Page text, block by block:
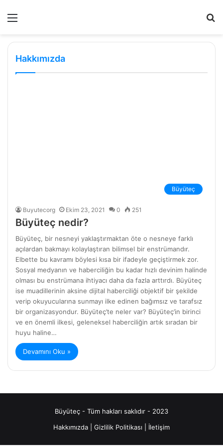
Menü
...
Hakkımızda
Büyüteç
Buyutecorg Ekim 23, 2021 0 251
Büyüteç nedir?
Büyüteç, bir nesneyi yaklaştırmaktan öte o nesneye farklı
açılardan bakmayı kolaylaştıran bilimsel bir enstrümandır.
Elbette bu kavramı böylesi kısa bir ifadeyle geçiştirmek zor.
Sosyal medyanın ve haberciliğin bu kadar hızlı devinim halinde
olması bu enstrümana ihtiyacı daha da fazla arttırdı. Büyüteç
ise muadillerinin aksine dijital haberciliği objektif bir şekilde
verip okuyucularına sunmayı ilke edinen bağımsız ve tarafsız
bir organizasyondur. Büyüteç’te neler var? Büyüteç’in birinci
ve en önemli ilkesi, geleneksel haberciliğin artık sıradan bir
huyu haline…
Devamını Oku »
Büyüteç - Tüm hakları saklıdır - 2023
Hakkımızda
Gizlilik Politikası İletişim